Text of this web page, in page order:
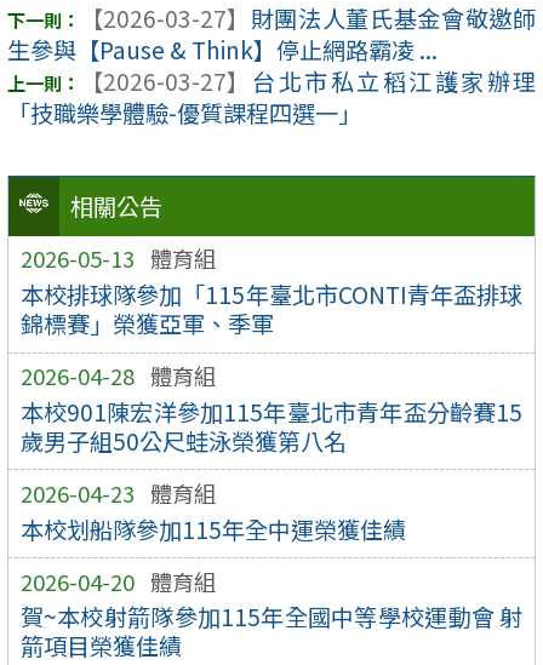
相關公告
2026-05-13 體育組
本校排球隊參加「115年臺北市CONTI青年盃排球
錦標賽」榮獲亞軍、季軍
2026-04-28 體育組
本校901陳宏洋參加115年臺北市青年盃分齡賽15
歲男子組50公尺蛙泳榮獲第八名
2026-04-23 體育組
本校划船隊參加115年全中運榮獲佳績
2026-04-20 體育組
賀~本校射箭隊參加115年全國中等學校運動會 射
箭項目榮獲佳績
【2026-03-27】 財團法人董氏基金會敬邀師
生參與【Pause & Think】停止網路霸凌 ...
【2026-03-27】
台北市私立稻江護家辦理
「技職樂學體驗-優質課程四選一」